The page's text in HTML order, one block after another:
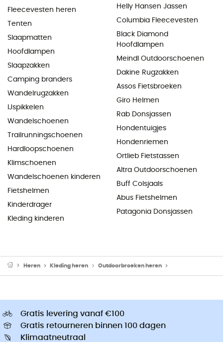
Fleecevesten heren
Tenten
Slaapmatten
Hoofdlampen
Slaapzakken
Camping branders
Wandelrugzakken
IJspikkelen
Wandelschoenen
Trailrunningschoenen
Hardloopschoenen
Klimschoenen
Wandelschoenen kinderen
Fietshelmen
Kinderdrager
Kleding kinderen
Helly Hansen Jassen
Columbia Fleecevesten
Black Diamond
Hoofdlampen
Meindl Outdoorschoenen
Dakine Rugzakken
Assos Fietsbroeken
Giro Helmen
Rab Donsjassen
Hondentuigjes
Hondenriemen
Ortlieb Fietstassen
Altra Outdoorschoenen
Buff Colsjaals
Abus Fietshelmen
Patagonia Donsjassen
Heren Kleding heren Outdoorbroeken heren
Gratis levering vanaf €100
Gratis retourneren binnen 100 dagen
Klimaatneutraal